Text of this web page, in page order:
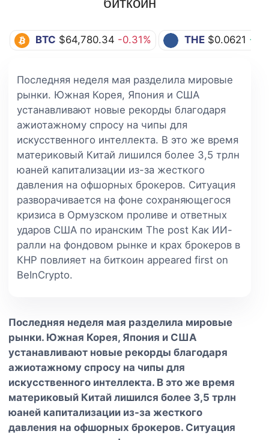
BTC $64,780.34 -0.31% THE $0.0621
Последняя неделя мая разделила мировые
рынки. Южная Корея, Япония и США
устанавливают новые рекорды благодаря
ажиотажному спросу на чипы для
искусственного интеллекта. В это же время
материковый Китай лишился более 3,5 трлн
юаней капитализации из-за жесткого
давления на офшорных брокеров. Ситуация
разворачивается на фоне сохраняющегося
кризиса в Ормузском проливе и ответных
ударов США по иранским The post Как ИИ-
ралли на фондовом рынке и крах брокеров в
КНР повлияет на биткоин appeared first on
BeInCrypto.
Последняя неделя мая разделила мировые
рынки. Южная Корея, Япония и США
устанавливают новые рекорды благодаря
ажиотажному спросу на чипы для
искусственного интеллекта. В это же время
материковый Китай лишился более 3,5 трлн
юаней капитализации из-за жесткого
давления на офшорных брокеров. Ситуация